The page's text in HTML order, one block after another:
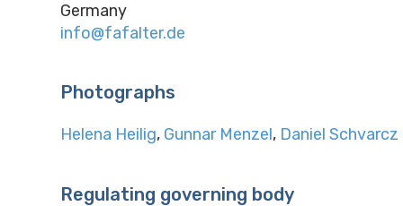
Germany
info@fafalter.de
Photographs
Helena Heilig, Gunnar Menzel,Daniel Schvarcz
Regulating governing body